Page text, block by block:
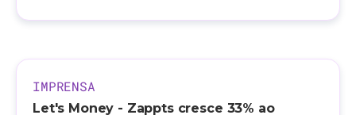
IMPRENSA
Let's Money - Zappts cresce 33% ao